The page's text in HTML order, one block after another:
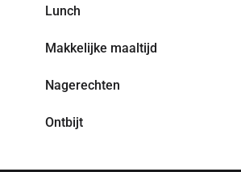
Lunch
Makkelijke maaltijd
Nagerechten
Ontbijt